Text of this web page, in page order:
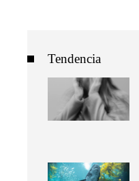
Tendencia